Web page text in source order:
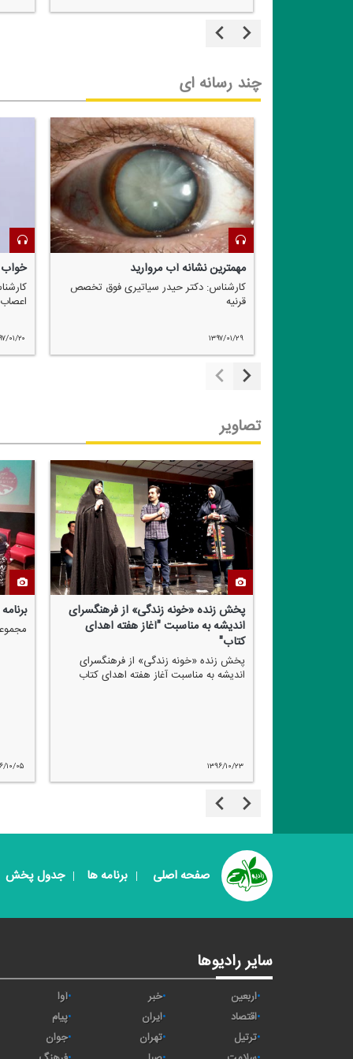
چند رسانه ای
مهمترین نشانه آب مروارید
كارشناس: دكتر حیدر سیاتیری فوق تخصص
قرنیه
۱۳۹۷/۰۱/۲۹
اعصاب
۱۳۹۷/
تصاویر
برنامه خونه زندگی(ویژه برنامه شب یلدا)
مجموعه فرهنگی-هنری ارسباران
۱۳۹۶/۱۰/۰۵
جشن
ویژه
۱۳۹۶/
صفحه اصلی برنامه ها جدول پخش
سایر رادیوها
اربعین خبر
آوا
اقتصاد
ايران
پیام
ترتیل
تهران
جوان